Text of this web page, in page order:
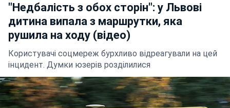
"Недбалість з обох сторін": у Львові
дитина випала з маршрутки, яка
рушила на ходу (відео)
Користувачі соцмереж бурхливо відреагували на цей
інцидент. Думки юзерів розділилися